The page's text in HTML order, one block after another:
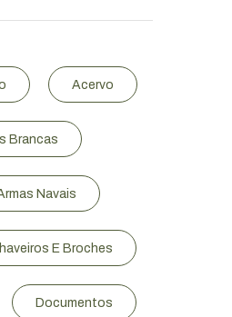
Acervo
Brancas
Navais
E Broches
Documentos